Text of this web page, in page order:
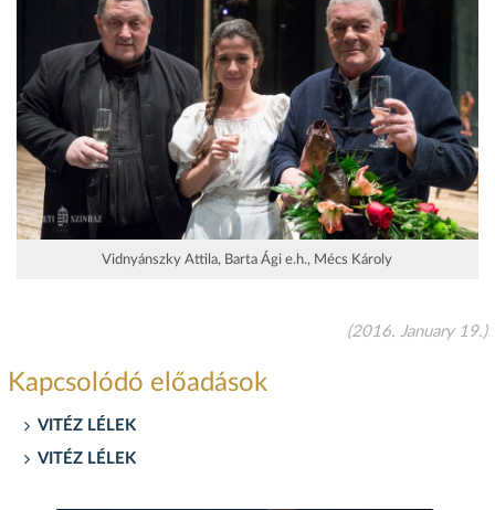
Vidnyánszky Attila, Barta Ági e.h., Mécs Károly
(2016. January 19.)
Kapcsolódó előadások
VITÉZ LÉLEK
VITÉZ LÉLEK